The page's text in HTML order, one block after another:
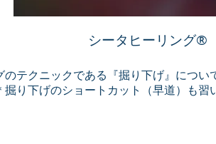
シータヒーリング
のテクニックである『掘り下げ』につい
掘り下げのショートカット（早道）も習